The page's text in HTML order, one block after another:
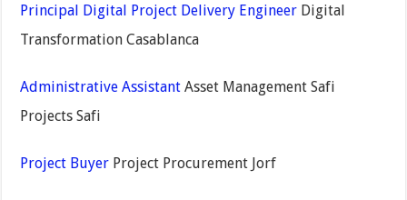
Principal Digital Project Delivery EngineerDigital
Transformation Casablanca
Administrative AssistantAsset Management Safi
Projects Safi
Project BuyerProject Procurement Jorf